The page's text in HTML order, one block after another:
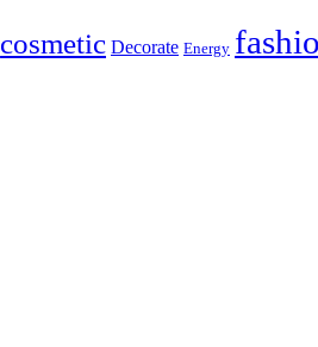
cosmetic Decorate Energy